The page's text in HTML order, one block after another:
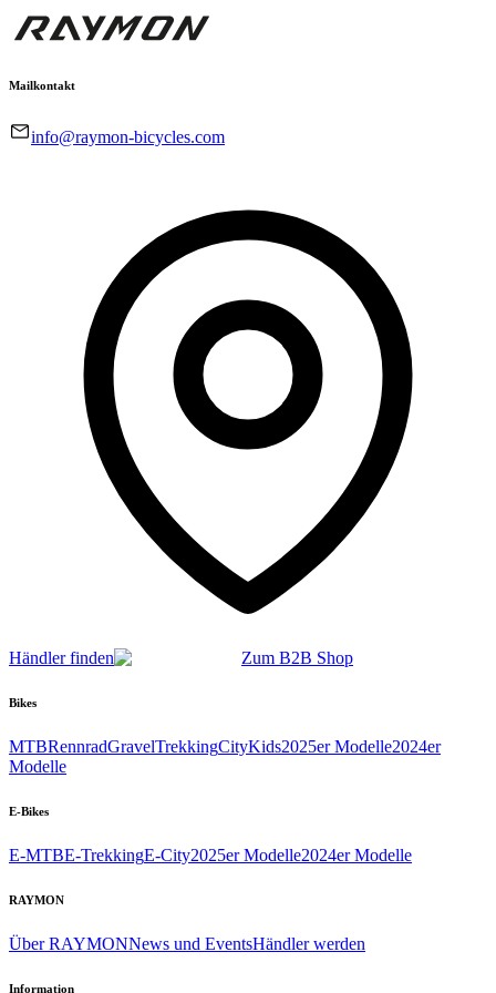
Mailkontakt
info@raymon-bicycles.com
Händler finden Zum B2B Shop
Bikes
MTBRennradGravelTrekkingCityKids2025er Modelle2024er
Modelle
E-Bikes
E-MTBE-TrekkingE-City2025er Modelle2024er Modelle
RAYMON
Über RAYMONNews und EventsHändler werden
Information